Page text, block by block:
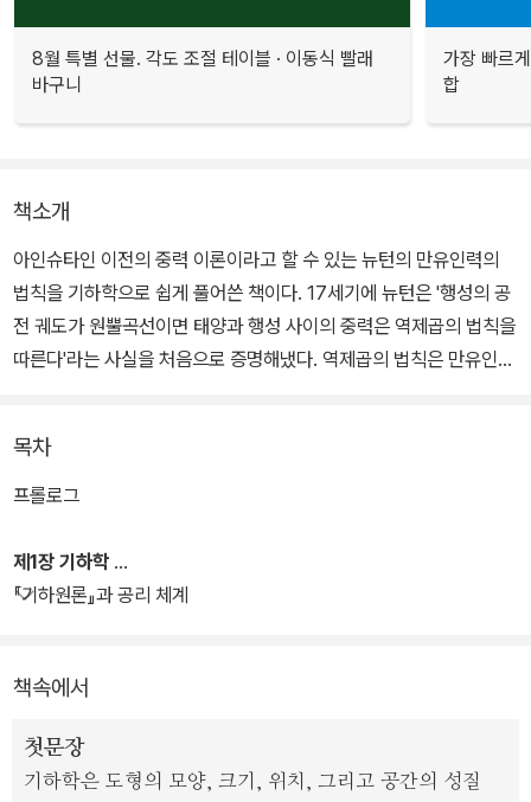
8월 특별 선물. 각도 조절 테이블 · 이동식 빨래
바구니
가장 빠르
합
책소개
아인슈타인 이전의 중력 이론이라고 할 수 있는 뉴턴의 만유인력의
법칙을 기하학으로 쉽게 풀어쓴 책이다. 17세기에 뉴턴은 '행성의 공
전 궤도가 원뿔곡선이면 태양과 행성 사이의 중력은 역제곱의 법칙을
따른다'라는 사실을 처음으로 증명해냈다. 역제곱의 법칙은 만유인력
여 고전 물리학의 새로운 장을 열었다.
로 이해하고 있다면, 저자 안상현은 뉴턴이 <프린키피아>에 저술한
것과 같은 기하학 방식으로 만유인력의 법칙을 풀어 썼다. 위대한 과
로 잡아당기고 있다는 이 발견을 뉴턴은 그의 역저인 프린키피아에
하지만 기하학을 언어로 사용하여 저술된 <프린키피아>는 일반 독자
목차
프롤로그
제1장 기하학
『기하원론』과 공리 체계
책속에서
첫문장
기하학은 도형의 모양, 크기, 위치, 그리고 공간의 성질